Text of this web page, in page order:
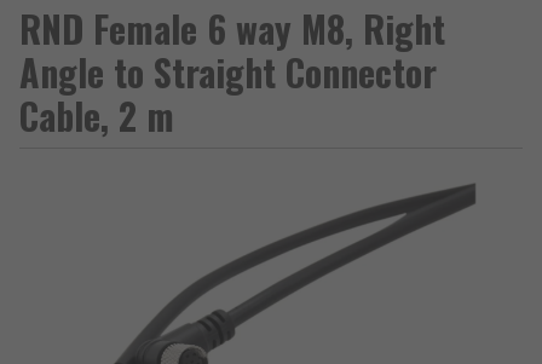
RND Female 6 way M8, Right
Angle to Straight Connector
Cable, 2 m